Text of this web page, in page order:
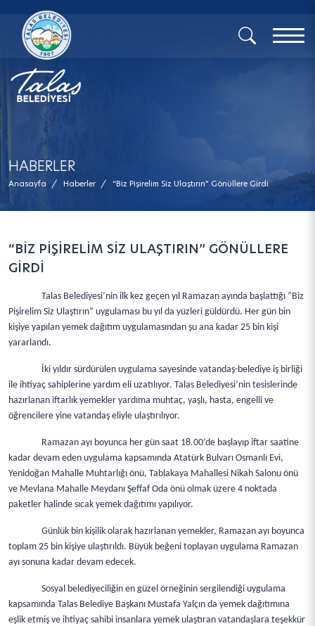
x
HABERLER
Anasayfa / Haberler / “Biz Pişirelim Siz Ulaştırın” Gönüllere Girdi
“BİZ PİŞİRELİM SİZ ULAŞTIRIN” GÖNÜLLERE
GİRDİ
Talas Belediyesi’nin ilk kez geçen yıl Ramazan ayında başlattığı “Biz
Pişirelim Siz Ulaştırın” uygulaması bu yıl da yüzleri güldürdü. Her gün bin
kişiye yapılan yemek dağıtım uygulamasından şu ana kadar 25 bin kişi
yararlandı.
İki yıldır sürdürülen uygulama sayesinde vatandaş-belediye iş birliği
ile ihtiyaç sahiplerine yardım eli uzatılıyor. Talas Belediyesi’nin tesislerinde
hazırlanan iftarlık yemekler yardıma muhtaç, yaşlı, hasta, engelli ve
öğrencilere yine vatandaş eliyle ulaştırılıyor.
Ramazan ayı boyunca her gün saat 18.00’de başlayıp iftar saatine
kadar devam eden uygulama kapsamında Atatürk Bulvarı Osmanlı Evi,
Yenidoğan Mahalle Muhtarlığı önü, Tablakaya Mahallesi Nikah Salonu önü
ve Mevlana Mahalle Meydanı Şeffaf Oda önü olmak üzere 4 noktada
paketler halinde sıcak yemek dağıtımı yapılıyor.
Günlük bin kişilik olarak hazırlanan yemekler, Ramazan ayı boyunca
toplam 25 bin kişiye ulaştırıldı. Büyük beğeni toplayan uygulama Ramazan
ayı sonuna kadar devam edecek.
Sosyal belediyeciliğin en güzel örneğinin sergilendiği uygulama
kapsamında Talas Belediye Başkanı Mustafa Yalçın da yemek dağıtımına
eşlik etmiş ve ihtiyaç sahibi insanlara yemek ulaştıran vatandaşlara teşekkür